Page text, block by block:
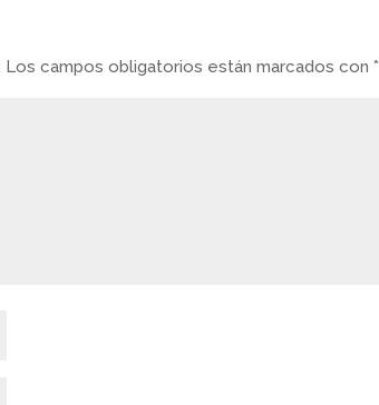
Los campos obligatorios están marcados con*